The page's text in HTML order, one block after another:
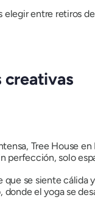
elegir entre retiros
creativas
Tree House
perfección, solo
se siente
el yoga se